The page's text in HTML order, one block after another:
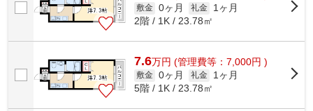
敷金 0ヶ月 礼金
1ヶ月
2階 / 1K / 23.78㎡
7.6万円 (管理費等：7,000円 )
敷金 0ヶ月 礼金
1ヶ月
5階 / 1K / 23.78㎡